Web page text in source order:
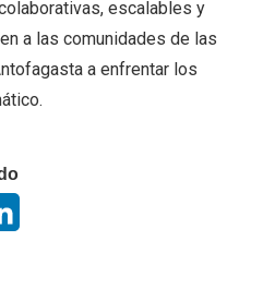
escalables y
a las comunidades de las
a enfrentar los